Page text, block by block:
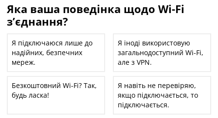
Яка ваша поведінка щодо Wi-Fi
з’єднання?
Я підключаюся лише до
надійних, безпечних
мереж.
Я іноді використовую
загальнодоступний Wi-Fi,
але з VPN.
Безкоштовний Wi-Fi? Так,
будь ласка!
Я навіть не перевіряю,
якщо підключається, то
підключається.